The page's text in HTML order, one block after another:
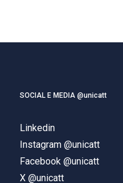
SOCIAL E MEDIA @unicatt
Linkedin
Instagram @unicatt
Facebook @unicatt
X @unicatt